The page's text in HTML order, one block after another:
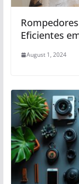
Eficientes
August 1, 2024